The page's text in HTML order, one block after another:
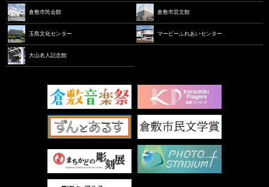
倉敷市民会館 倉敷市芸文館
玉島文化センター マービーふれあいセンター
大山名人記念館